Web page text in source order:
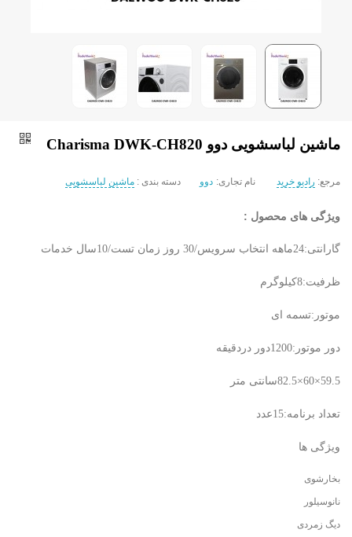
ماشین لباسشویی دوو Charisma DWK-CH820
مرجع: رادیو خرید نام تجاری: دوو دسته بندی : ماشین لباسشویی
ویژگی های محصول :
گارانتی:24ماهه انتخاب سرویس/30 روز زمان تست/10سال خدمات
ظرفیت:8کیلوگرم
موتور:تسمه ای
دور موتور:1200دور دردقیقه
59.5×60×82.5سانتی متر
تعداد برنامه:15عدد
ویژگی ها
بخارشوی
نانوسیلور
دیگ زمردی